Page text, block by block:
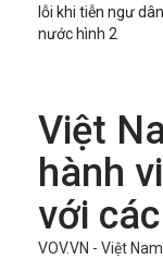
Việt
hành
với
VOV.VN - Việt